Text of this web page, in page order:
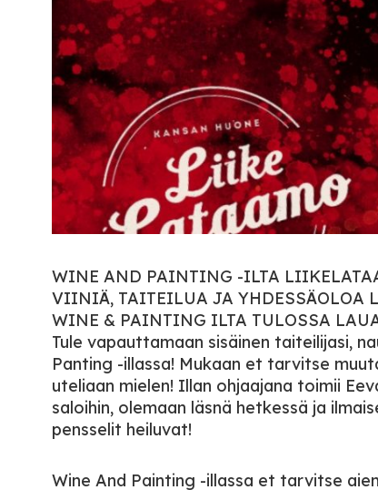
WINE AND PAINTING -ILTA
VIINIÄ, TAITEILUA JA YHDESSÄOLOA
WINE & PAINTING ILTA TULOSSA
Tule vapauttamaan sisäinen taiteilijasi,
Panting -illassa! Mukaan et tarvitse
uteliaan mielen! Illan ohjaajana toimii
saloihin, olemaan läsnä hetkessä ja
pensselit heiluvat!
Wine And Painting -illassa et tarvitse